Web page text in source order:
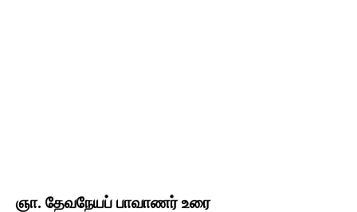
ஞா. தேவநேயப் பாவாணர் உரை